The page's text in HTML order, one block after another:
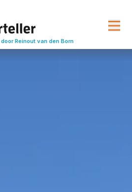
door Reinout van den Born